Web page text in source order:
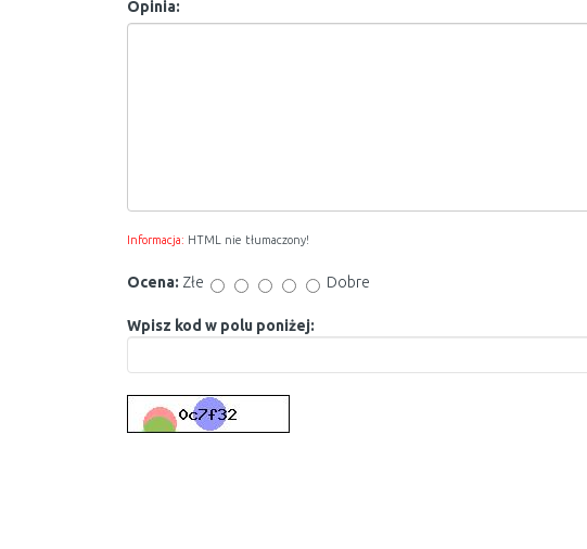
Opinia:
Informacja: HTML nie tłumaczony!
Ocena: Złe Dobre
Wpisz kod w polu poniżej: